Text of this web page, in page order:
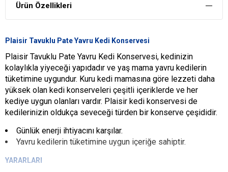
Ürün Özellikleri
Plaisir Tavuklu Pate Yavru Kedi Konservesi
Plaisir Tavuklu Pate Yavru Kedi Konservesi, kedinizin
kolaylıkla yiyeceği yapıdadır ve yaş mama yavru kedilerin
tüketimine uygundur. Kuru kedi mamasına göre lezzeti daha
yüksek olan kedi konserveleri çeşitli içeriklerde ve her
kediye uygun olanları vardır. Plaisir kedi konservesi de
kedilerinizin oldukça seveceği türden bir konserve çeşididir.
Günlük enerji ihtiyacını karşılar.
Yavru kedilerin tüketimine uygun içeriğe sahiptir.
YARARLARI